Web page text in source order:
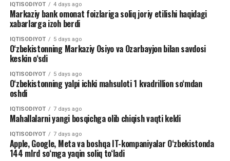
IQTISODIYOT 4 days ago
Markaziy bank omonat foizlariga soliq joriy etilishi haqidagi
xabarlarga izoh berdi
IQTISODIYOT 5 days ago
O‘zbekistonning Markaziy Osiyo va Ozarbayjon bilan savdosi
keskin o‘sdi
IQTISODIYOT 5 days ago
O‘zbekistonning yalpi ichki mahsuloti 1 kvadrillion so‘mdan
oshdi
IQTISODIYOT 7 days ago
Mahallalarni yangi bosqichga olib chiqish vaqti keldi
IQTISODIYOT 7 days ago
Apple, Google, Meta va boshqa IT-kompaniyalar O‘zbekistonda
144 mlrd so‘mga yaqin soliq to‘ladi